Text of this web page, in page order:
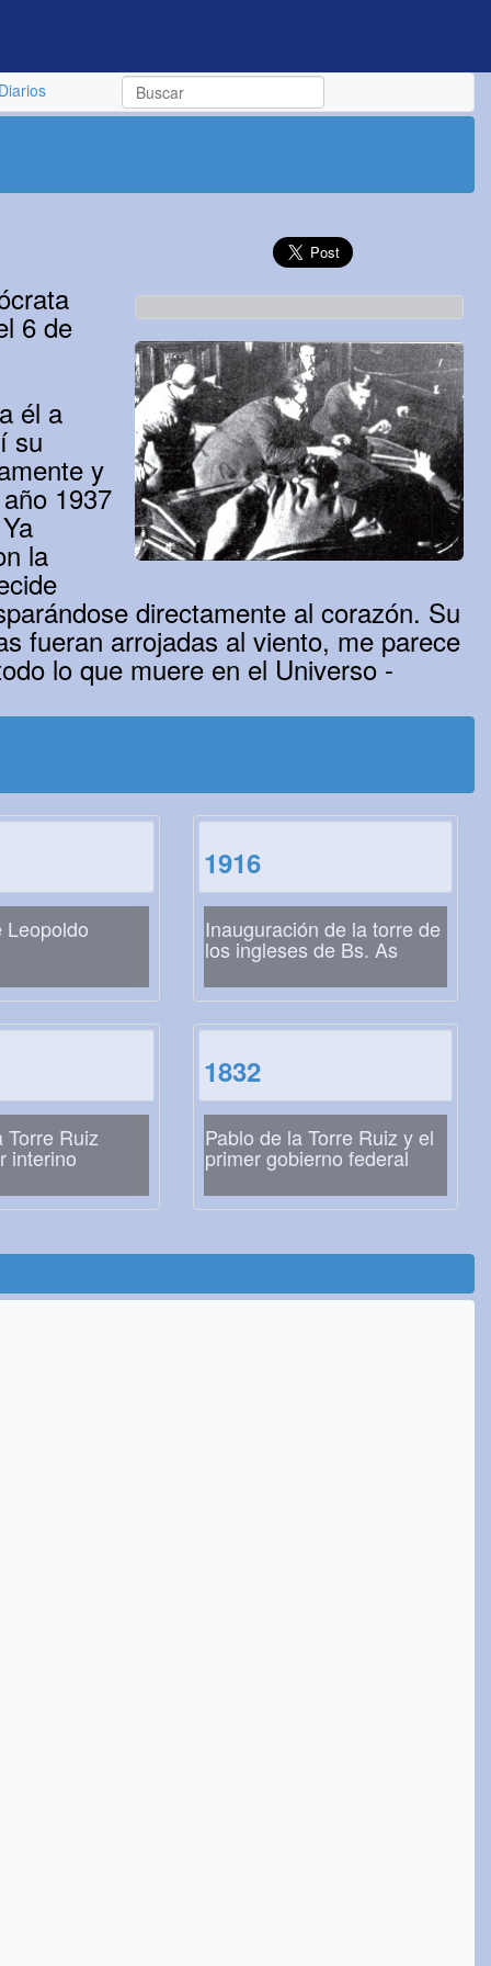
Diarios
6 de
él a
su
y
1937
la
directamente al corazón. Su
fueran arrojadas al viento, me parece
lo que muere en el Universo -
Leopoldo
1916
Inauguración de la torre de
los ingleses de Bs. As
Torre Ruiz
interino
1832
Pablo de la Torre Ruiz y el
primer gobierno federal